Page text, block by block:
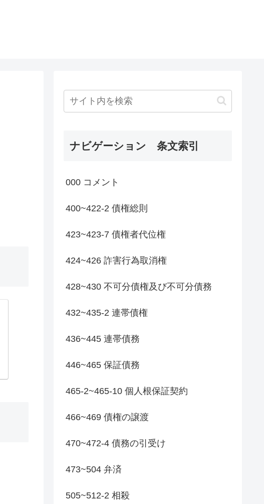
ナビゲーション 条文索引
000 コメント
400~422-2 債権総則
423~423-7 債権者代位権
424~426 詐害行為取消権
428~430 不可分債権及び不可分債務
432~435-2 連帯債権
436~445 連帯債務
446~465 保証債務
465-2~465-10 個人根保証契約
466~469 債権の譲渡
470~472-4 債務の引受け
473~504 弁済
505~512-2 相殺